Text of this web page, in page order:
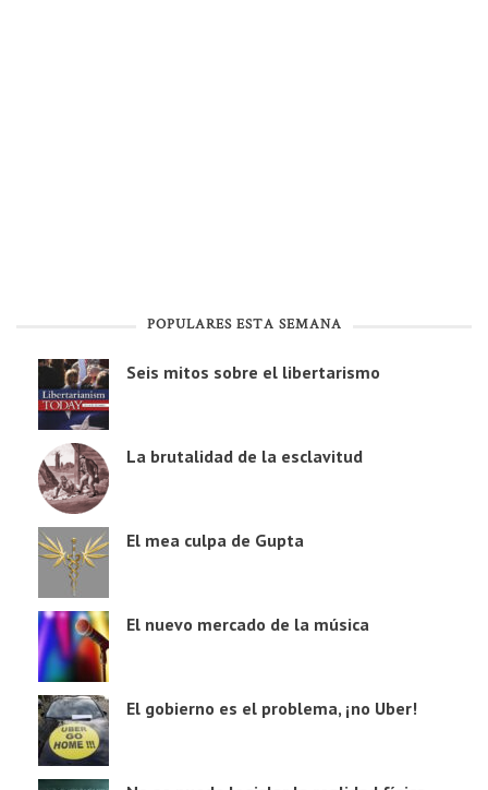
POPULARES ESTA SEMANA
Seis mitos sobre el libertarismo
La brutalidad de la esclavitud
El mea culpa de Gupta
El nuevo mercado de la música
El gobierno es el problema, ¡no Uber!